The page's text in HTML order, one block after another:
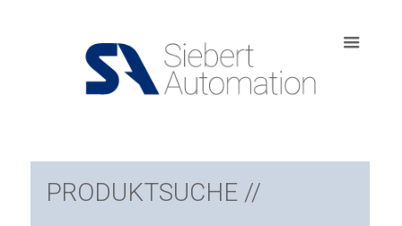
PRODUKTSUCHE //